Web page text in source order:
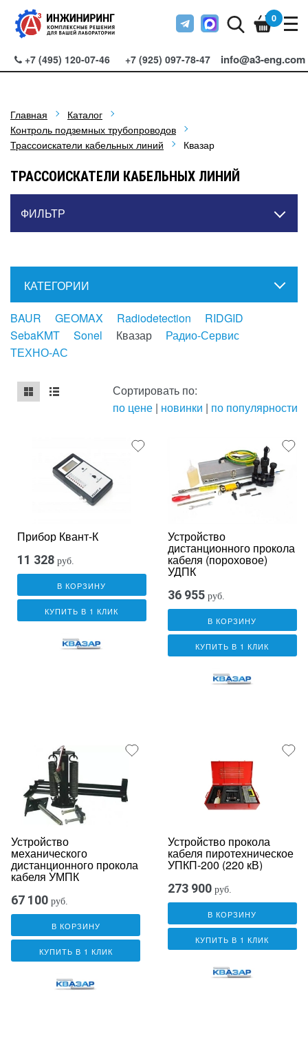
+7 (495) 120-07-46 +7 (925) 097-78-47 info@a3-eng.com
0
Главная
Каталог
Контроль подземных трубопроводов
Трассоискатели кабельных линий
Квазар
ТРАССОИСКАТЕЛИ КАБЕЛЬНЫХ ЛИНИЙ
ФИЛЬТР
КАТЕГОРИИ
BAUR GEOMAX Radiodetection
RIDGID
SebaKMT
Sonel Квазар
Радио-Сервис
ТЕХНО-АС
mse2_chunk_default
mse2_chunk_alternate
Сортировать по:
по цене | новинки | по популярности
Прибор Квант-К
11 328 руб.
В КОРЗИНУ
КУПИТЬ В 1 КЛИК
Устройство
дистанционного прокола
кабеля (пороховое)
УДПК
36 955 руб.
В КОРЗИНУ
КУПИТЬ В 1 КЛИК
Устройство
механического
дистанционного прокола
кабеля УМПК
67 100 руб.
В КОРЗИНУ
КУПИТЬ В 1 КЛИК
Устройство прокола
кабеля пиротехническое
УПКП-200 (220 кВ)
273 900 руб.
В КОРЗИНУ
КУПИТЬ В 1 КЛИК